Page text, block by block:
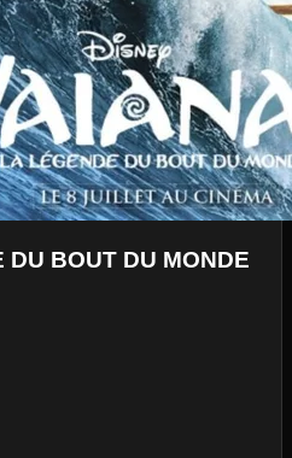
BOUT DU MONDE